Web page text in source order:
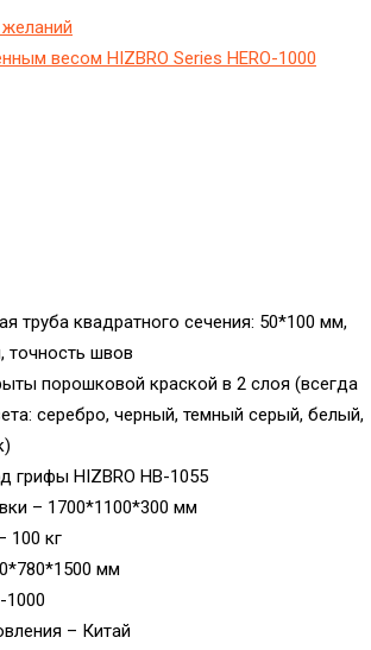
весом HIZBRO Series HERO-1000
труба квадратного сечения: 50*100 мм,
точность швов
порошковой краской в 2 слоя (всегда
серебро, черный, темный серый, белый,
грифы HIZBRO HB-1055
– 1700*1100*300 мм
100 кг
мм
1000
– Китай